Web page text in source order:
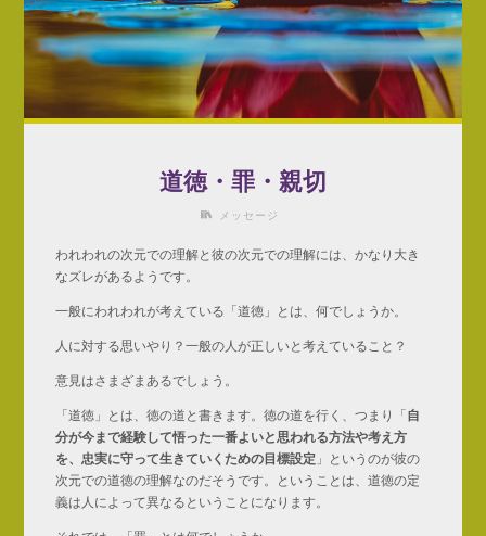
道徳・罪・親切
メッセージ
われわれの次元での理解と彼の次元での理解には、かなり大き
なズレがあるようです。
一般にわれわれが考えている「道徳」とは、何でしょうか。
人に対する思いやり？一般の人が正しいと考えていること？
意見はさまざまあるでしょう。
「道徳」とは、徳の道と書きます。徳の道を行く、つまり「自
分が今まで経験して悟った一番よいと思われる方法や考え方
を、忠実に守って生きていくための目標設定 」というのが彼の
次元での道徳の理解なのだそうです。ということは、道徳の定
義は人によって異なるということになります。